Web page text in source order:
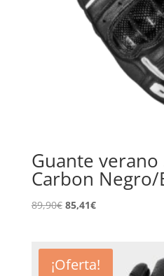
Guante verano
Carbon Negro/
89,90€ El
era:
89,90€.
85,41€El
es:
85,41€.
¡Oferta!